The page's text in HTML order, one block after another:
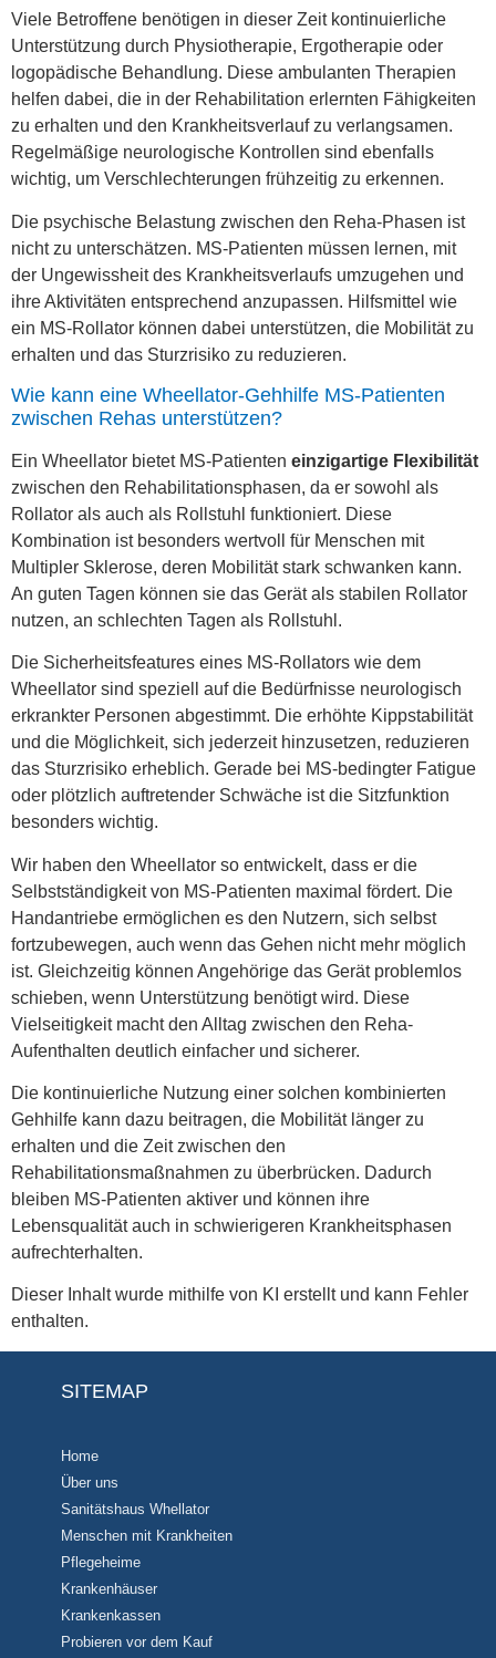
Viele Betroffene benötigen in dieser Zeit kontinuierliche
Unterstützung durch Physiotherapie, Ergotherapie oder
logopädische Behandlung. Diese ambulanten Therapien
helfen dabei, die in der Rehabilitation erlernten Fähigkeiten
zu erhalten und den Krankheitsverlauf zu verlangsamen.
Regelmäßige neurologische Kontrollen sind ebenfalls
wichtig, um Verschlechterungen frühzeitig zu erkennen.
Die psychische Belastung zwischen den Reha-Phasen ist
nicht zu unterschätzen. MS-Patienten müssen lernen, mit
der Ungewissheit des Krankheitsverlaufs umzugehen und
ihre Aktivitäten entsprechend anzupassen. Hilfsmittel wie
ein MS-Rollator können dabei unterstützen, die Mobilität zu
erhalten und das Sturzrisiko zu reduzieren.
Wie kann eine Wheellator-Gehhilfe MS-Patienten
zwischen Rehas unterstützen?
Ein Wheellator bietet MS-Patienten einzigartige Flexibilität
zwischen den Rehabilitationsphasen, da er sowohl als
Rollator als auch als Rollstuhl funktioniert. Diese
Kombination ist besonders wertvoll für Menschen mit
Multipler Sklerose, deren Mobilität stark schwanken kann.
An guten Tagen können sie das Gerät als stabilen Rollator
nutzen, an schlechten Tagen als Rollstuhl.
Die Sicherheitsfeatures eines MS-Rollators wie dem
Wheellator sind speziell auf die Bedürfnisse neurologisch
erkrankter Personen abgestimmt. Die erhöhte Kippstabilität
und die Möglichkeit, sich jederzeit hinzusetzen, reduzieren
das Sturzrisiko erheblich. Gerade bei MS-bedingter Fatigue
oder plötzlich auftretender Schwäche ist die Sitzfunktion
besonders wichtig.
Wir haben den Wheellator so entwickelt, dass er die
Selbstständigkeit von MS-Patienten maximal fördert. Die
Handantriebe ermöglichen es den Nutzern, sich selbst
fortzubewegen, auch wenn das Gehen nicht mehr möglich
ist. Gleichzeitig können Angehörige das Gerät problemlos
schieben, wenn Unterstützung benötigt wird. Diese
Vielseitigkeit macht den Alltag zwischen den Reha-
Aufenthalten deutlich einfacher und sicherer.
Die kontinuierliche Nutzung einer solchen kombinierten
Gehhilfe kann dazu beitragen, die Mobilität länger zu
erhalten und die Zeit zwischen den
Rehabilitationsmaßnahmen zu überbrücken. Dadurch
bleiben MS-Patienten aktiver und können ihre
Lebensqualität auch in schwierigeren Krankheitsphasen
aufrechterhalten.
Dieser Inhalt wurde mithilfe von KI erstellt und kann Fehler
enthalten.
SITEMAP
Home
Über uns
Sanitätshaus Whellator
Menschen mit Krankheiten
Pflegeheime
Krankenhäuser
Krankenkassen
Probieren vor dem Kauf